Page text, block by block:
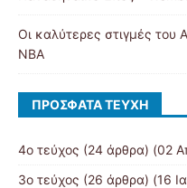
Οι καλύτερες στιγμές
NBA
ΠΡΌΣΦΑΤΑ ΤΕΎΧΗ
4ο τεύχος (24 άρθρα) (02
3ο τεύχος (26 άρθρα) (16